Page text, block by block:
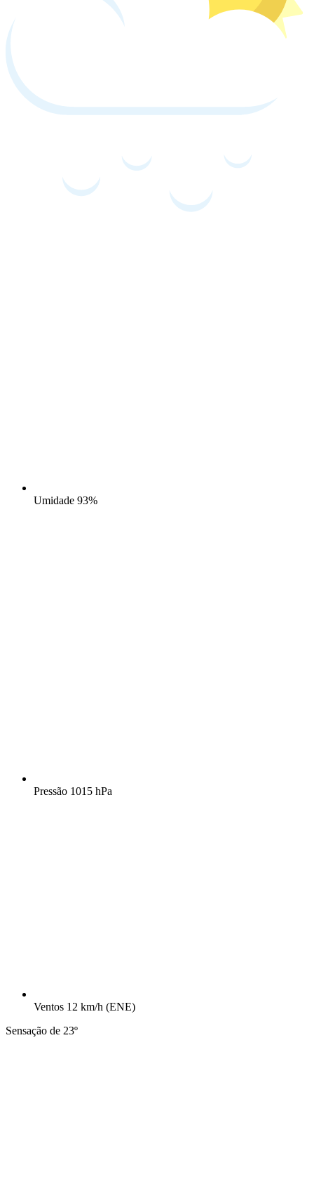
Umidade 93%
Pressão 1015 hPa
Ventos 12 km/h (ENE)
Sensação de 23º